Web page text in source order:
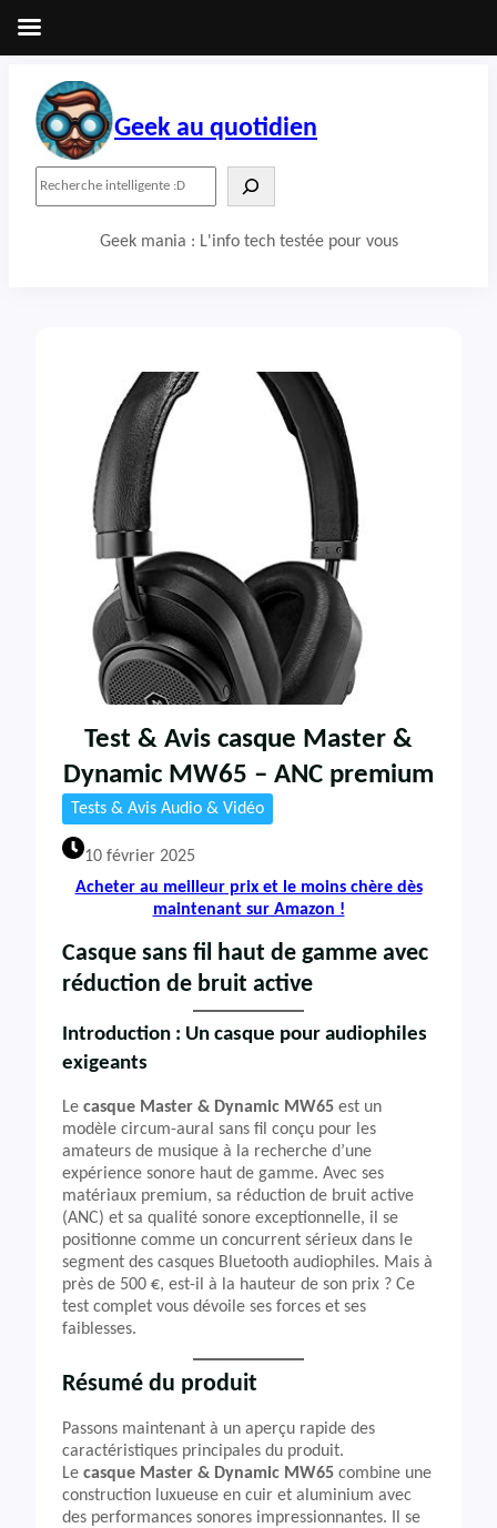
contenu
Geek au quotidien
Geek mania : L'info tech testée pour vous
Test & Avis casque Master &
Dynamic MW65 – ANC premium
Tests & Avis Audio & Vidéo
10 février 2025
Acheter au meilleur prix et le moins chère dès
maintenant sur Amazon !
Casque sans fil haut de gamme avec
réduction de bruit active
Introduction : Un casque pour audiophiles
exigeants
Le casque Master & Dynamic MW65 est un
modèle circum-aural sans fil conçu pour les
amateurs de musique à la recherche d’une
expérience sonore haut de gamme. Avec ses
matériaux premium, sa réduction de bruit active
(ANC) et sa qualité sonore exceptionnelle, il se
positionne comme un concurrent sérieux dans le
segment des casques Bluetooth audiophiles. Mais à
près de 500 €, est-il à la hauteur de son prix ? Ce
test complet vous dévoile ses forces et ses
faiblesses.
Résumé du produit
Passons maintenant à un aperçu rapide des
caractéristiques principales du produit.
Le casque Master & Dynamic MW65 combine une
construction luxueuse en cuir et aluminium avec
des performances sonores impressionnantes. Il se